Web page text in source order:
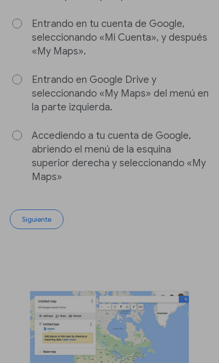
Entrando en tu cuenta de Google,
seleccionando «Mi Cuenta», y después
«My Maps».
Entrando en Google Drive y
seleccionando «My Maps» del menú en
la parte izquierda.
Accediendo a tu cuenta de Google,
abriendo el menú de la esquina
superior derecha y seleccionando «My
Maps»
Siguiente